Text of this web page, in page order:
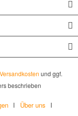
Versandkosten und ggf.
beschrieben
Über uns